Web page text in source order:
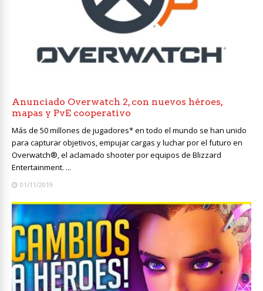
Anunciado Overwatch 2, con nuevos héroes,
mapas y PvE cooperativo
Más de 50 millones de jugadores* en todo el mundo se han unido
para capturar objetivos, empujar cargas y luchar por el futuro en
Overwatch®, el aclamado shooter por equipos de Blizzard
Entertainment. ...
01/11/2019